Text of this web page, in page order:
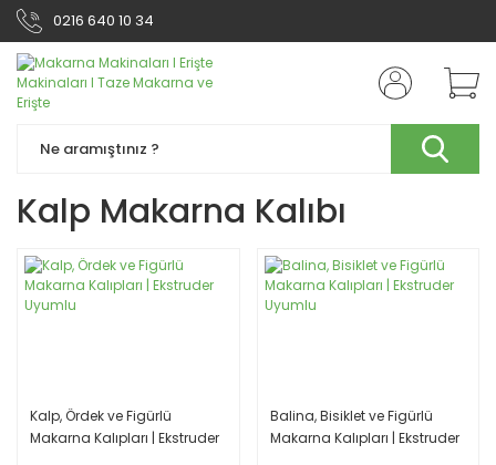
0216 640 10 34
Kalp Makarna Kalıbı
Kalp, Ördek ve Figürlü
Makarna Kalıpları | Ekstruder
Balina, Bisiklet ve Figürlü
Makarna Kalıpları | Ekstruder